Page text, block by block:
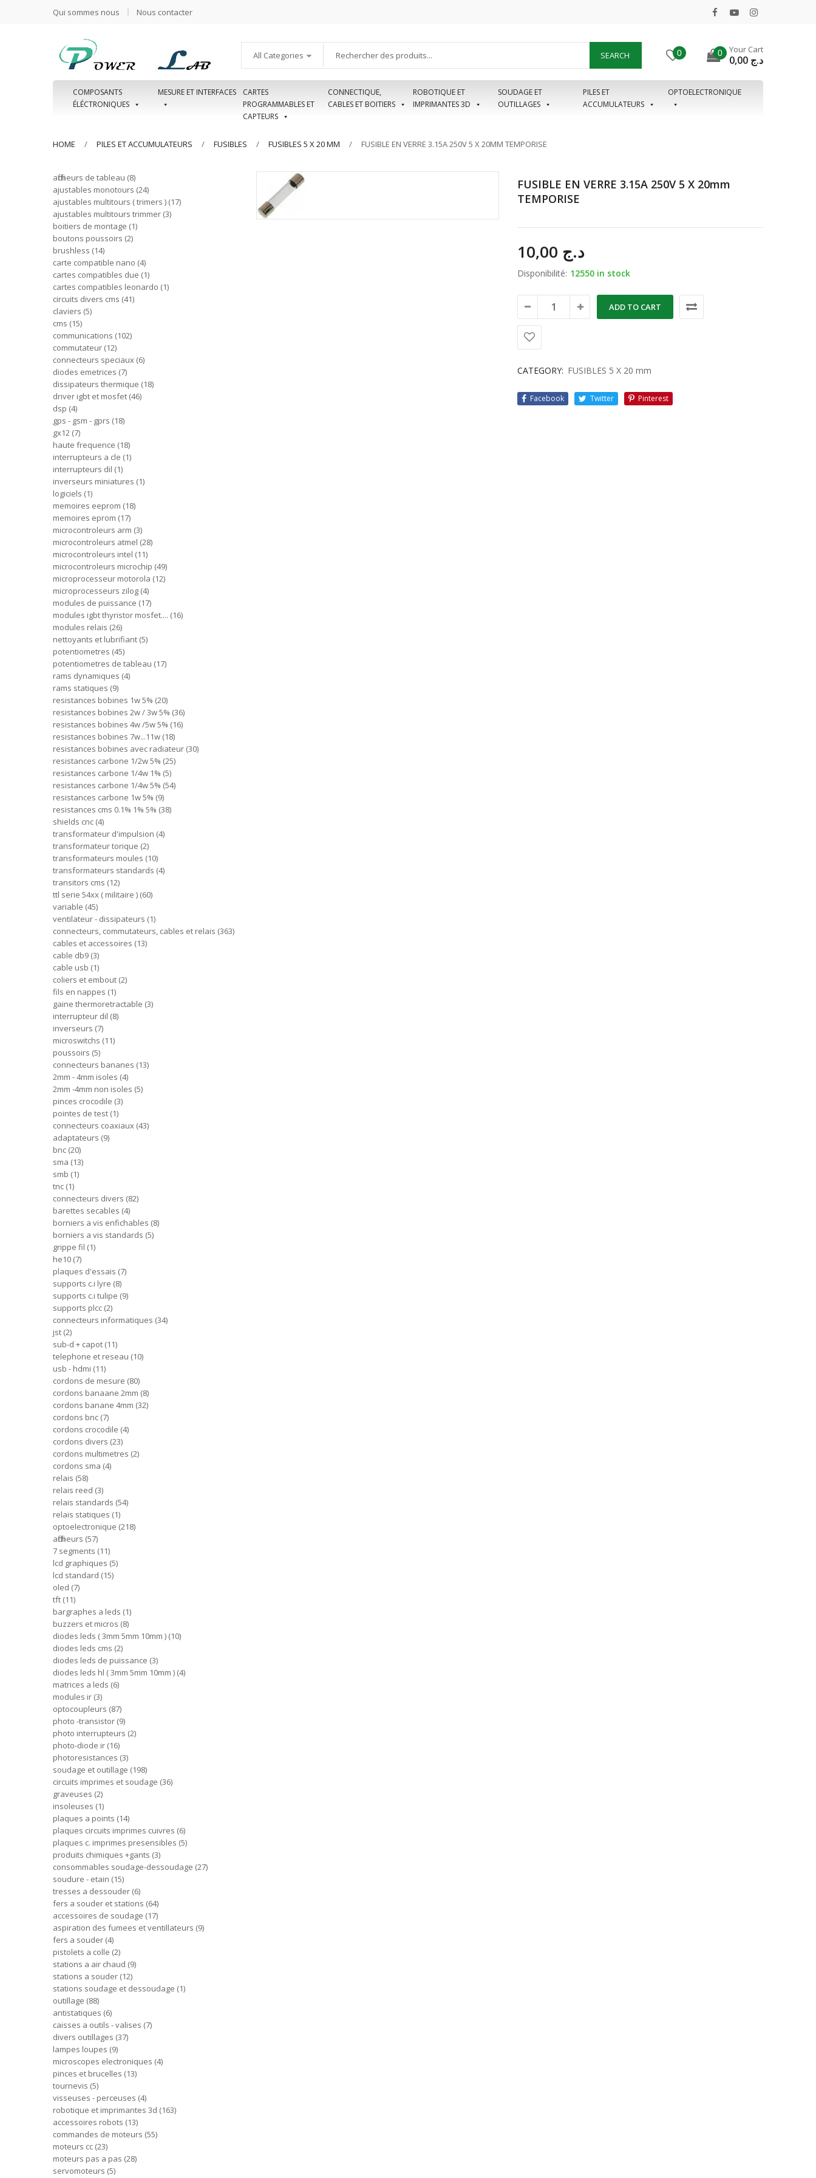
Qui sommes nous Nous contacter
All Categories SEARCH 0 0 Your Cart
د.ج
COMPOSANTS
ÉLÉCTRONIQUES
MESURE ET INTERFACES
CARTES
PROGRAMMABLES ET
CAPTEURS
CONNECTIQUE,
CABLES ET BOITIERS
ROBOTIQUE ET
IMPRIMANTES 3D
SOUDAGE ET
OUTILLAGES
PILES ET
ACCUMULATEURS
OPTOELECTRONIQUE
HOME PILES ET ACCUMULATEURS FUSIBLES FUSIBLES 5 X 20 MM FUSIBLE EN VERRE 3.15A 250V 5 X 20MM TEMPORISE
FUSIBLE EN VERRE 3.15A 250V 5 X 20mm
TEMPORISE
د.ج
Disponibilité: 12550 in stock
ADD TO CART
CATEGORY: FUSIBLES 5 X 20 mm
Facebook Twitter Pinterest
afficheurs de tableau 8
ajustables monotours 24
ajustables multitours ( trimers ) 17
ajustables multitours trimmer 3
boitiers de montage 1
boutons poussoirs 2
brushless 14
carte compatible nano 4
cartes compatibles due 1
cartes compatibles leonardo 1
circuits divers cms 41
claviers 5
cms 15
communications 102
commutateur 12
connecteurs speciaux 6
diodes emetrices 7
dissipateurs thermique 18
driver igbt et mosfet 46
dsp 4
gps - gsm - gprs 18
gx12 7
haute frequence 18
interrupteurs a cle 1
interrupteurs dil 1
inverseurs miniatures 1
logiciels 1
memoires eeprom 18
memoires eprom 17
microcontroleurs arm 3
microcontroleurs atmel 28
microcontroleurs intel 11
microcontroleurs microchip 49
microprocesseur motorola 12
microprocesseurs zilog 4
modules de puissance 17
modules igbt thyristor mosfet.... 16
modules relais 26
nettoyants et lubrifiant 5
potentiometres 45
potentiometres de tableau 17
rams dynamiques 4
rams statiques 9
resistances bobines 1w 5% 20
resistances bobines 2w / 3w 5% 36
resistances bobines 4w /5w 5% 16
resistances bobines 7w...11w 18
resistances bobines avec radiateur 30
resistances carbone 1/2w 5% 25
resistances carbone 1/4w 1% 5
resistances carbone 1/4w 5% 54
resistances carbone 1w 5% 9
resistances cms 0.1% 1% 5% 38
shields cnc 4
transformateur d'impulsion 4
transformateur torique 2
transformateurs moules 10
transformateurs standards 4
transitors cms 12
ttl serie 54xx ( militaire ) 60
variable 45
ventilateur - dissipateurs 1
connecteurs, commutateurs, cables et relais 363
cables et accessoires 13
cable db9 3
cable usb 1
coliers et embout 2
fils en nappes 1
gaine thermoretractable 3
interrupteur dil 8
inverseurs 7
microswitchs 11
poussoirs 5
connecteurs bananes 13
2mm - 4mm isoles 4
2mm -4mm non isoles 5
pinces crocodile 3
pointes de test 1
connecteurs coaxiaux 43
adaptateurs 9
bnc 20
sma 13
smb 1
tnc 1
connecteurs divers 82
barettes secables 4
borniers a vis enfichables 8
borniers a vis standards 5
grippe fil 1
he10 7
plaques d'essais 7
supports c.i lyre 8
supports c.i tulipe 9
supports plcc 2
connecteurs informatiques 34
jst 2
sub-d + capot 11
telephone et reseau 10
usb - hdmi 11
cordons de mesure 80
cordons banaane 2mm 8
cordons banane 4mm 32
cordons bnc 7
cordons crocodile 4
cordons divers 23
cordons multimetres 2
cordons sma 4
relais 58
relais reed 3
relais standards 54
relais statiques 1
optoelectronique 218
afficheurs 57
7 segments 11
lcd graphiques 5
lcd standard 15
oled 7
tft 11
bargraphes a leds 1
buzzers et micros 8
diodes leds ( 3mm 5mm 10mm ) 10
diodes leds cms 2
diodes leds de puissance 3
diodes leds hl ( 3mm 5mm 10mm ) 4
matrices a leds 6
modules ir 3
optocoupleurs 87
photo -transistor 9
photo interrupteurs 2
photo-diode ir 16
photoresistances 3
soudage et outillage 198
circuits imprimes et soudage 36
graveuses 2
insoleuses 1
plaques a points 14
plaques circuits imprimes cuivres 6
plaques c. imprimes presensibles 5
produits chimiques +gants 3
consommables soudage-dessoudage 27
soudure - etain 15
tresses a dessouder 6
fers a souder et stations 64
accessoires de soudage 17
aspiration des fumees et ventillateurs 9
fers a souder 4
pistolets a colle 2
stations a air chaud 9
stations a souder 12
stations soudage et dessoudage 1
outillage 88
antistatiques 6
caisses a outils - valises 7
divers outillages 37
lampes loupes 9
microscopes electroniques 4
pinces et brucelles 13
tournevis 5
visseuses - perceuses 4
robotique et imprimantes 3d 163
accessoires robots 13
commandes de moteurs 55
moteurs cc 23
moteurs pas a pas 28
servomoteurs 5